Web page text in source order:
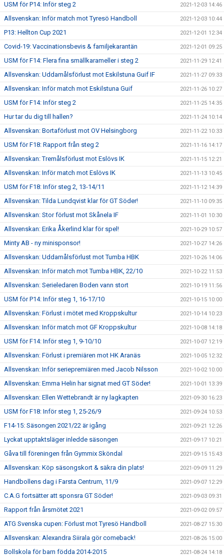
USM för P14: Inför steg 2 2021-12-03 14:46
Allsvenskan: Inför match mot Tyresö Handboll 2021-12-03 10:44
P13: Hellton Cup 2021 2021-12-01 12:34
Covid-19: Vaccinationsbevis & familjekarantän 2021-12-01 09:25
USM för F14: Flera fina smällkarameller i steg 2 2021-11-29 12:41
Allsvenskan: Uddamålsförlust mot Eskilstuna Guif IF 2021-11-27 09:33
Allsvenskan: Inför match mot Eskilstuna Guif 2021-11-26 10:27
USM för F14: Inför steg 2 2021-11-25 14:35
Hur tar du dig till hallen? 2021-11-24 10:14
Allsvenskan: Bortaförlust mot OV Helsingborg 2021-11-22 10:33
USM för F18: Rapport från steg 2 2021-11-16 14:17
Allsvenskan: Tremålsförlust mot Eslövs IK 2021-11-15 12:21
Allsvenskan: Inför match mot Eslövs IK 2021-11-13 10:45
USM för F18: Inför steg 2, 13-14/11 2021-11-12 14:39
Allsvenskan: Tilda Lundqvist klar för GT Söder! 2021-11-10 09:35
Allsvenskan: Stor förlust mot Skånela IF 2021-11-01 10:30
Allsvenskan: Erika Åkerlind klar för spel! 2021-10-29 10:57
Minty AB - ny minisponsor! 2021-10-27 14:26
Allsvenskan: Uddamålsförlust mot Tumba HBK 2021-10-26 14:06
Allsvenskan: Inför match mot Tumba HBK, 22/10 2021-10-22 11:53
Allsvenskan: Serieledaren Boden vann stort 2021-10-19 11:56
USM för P14: Inför steg 1, 16-17/10 2021-10-15 10:00
Allsvenskan: Förlust i mötet med Kroppskultur 2021-10-14 10:23
Allsvenskan: Inför match mot GF Kroppskultur 2021-10-08 14:18
USM för F14: Inför steg 1, 9-10/10 2021-10-07 12:19
Allsvenskan: Förlust i premiären mot HK Aranäs 2021-10-05 12:32
Allsvenskan: Inför seriepremiären med Jacob Nilsson 2021-10-02 10:00
Allsvenskan: Emma Helin har signat med GT Söder! 2021-10-01 13:39
Allsvenskan: Ellen Wettebrandt är ny lagkapten 2021-09-30 16:23
USM för F18: Inför steg 1, 25-26/9 2021-09-24 10:53
F14-15: Säsongen 2021/22 är igång 2021-09-21 12:26
Lyckat upptaktsläger inledde säsongen 2021-09-17 10:21
Gåva till föreningen från Gymmix Sköndal 2021-09-15 15:43
Allsvenskan: Köp säsongskort & säkra din plats! 2021-09-09 11:29
Handbollens dag i Farsta Centrum, 11/9 2021-09-07 12:29
C.A.G fortsätter att sponsra GT Söder! 2021-09-03 09:31
Rapport från årsmötet 2021 2021-09-02 09:57
ATG Svenska cupen: Förlust mot Tyresö Handboll 2021-08-27 15:30
Allsvenskan: Alexandra Siirala gör comeback! 2021-08-26 15:00
Bollskola för barn födda 2014-2015 2021-08-24 14:18